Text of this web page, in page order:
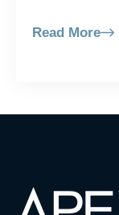
Datenschutz
Read More